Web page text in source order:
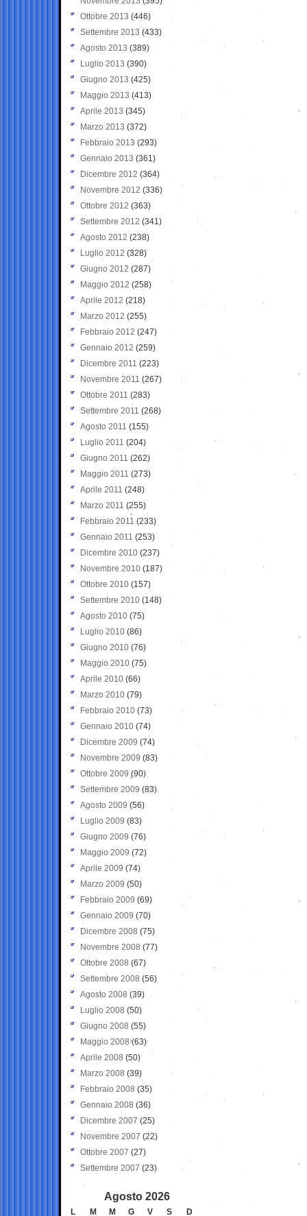
Ottobre 2013 (446)
Settembre 2013 (433)
Agosto 2013 (389)
Luglio 2013 (390)
Giugno 2013 (425)
Maggio 2013 (413)
Aprile 2013 (345)
Marzo 2013 (372)
Febbraio 2013 (293)
Gennaio 2013 (361)
Dicembre 2012 (364)
Novembre 2012 (336)
Ottobre 2012 (363)
Settembre 2012 (341)
Agosto 2012 (238)
Luglio 2012 (328)
Giugno 2012 (287)
Maggio 2012 (258)
Aprile 2012 (218)
Marzo 2012 (255)
Febbraio 2012 (247)
Gennaio 2012 (259)
Dicembre 2011 (223)
Novembre 2011 (267)
Ottobre 2011 (283)
Settembre 2011 (268)
Agosto 2011 (155)
Luglio 2011 (204)
Giugno 2011 (262)
Maggio 2011 (273)
Aprile 2011 (248)
Marzo 2011 (255)
Febbraio 2011 (233)
Gennaio 2011 (253)
Dicembre 2010 (237)
Novembre 2010 (187)
Ottobre 2010 (157)
Settembre 2010 (148)
Agosto 2010 (75)
Luglio 2010 (86)
Giugno 2010 (76)
Maggio 2010 (75)
Aprile 2010 (66)
Marzo 2010 (79)
Febbraio 2010 (73)
Gennaio 2010 (74)
Dicembre 2009 (74)
Novembre 2009 (83)
Ottobre 2009 (90)
Settembre 2009 (83)
Agosto 2009 (56)
Luglio 2009 (83)
Giugno 2009 (76)
Maggio 2009 (72)
Aprile 2009 (74)
Marzo 2009 (50)
Febbraio 2009 (69)
Gennaio 2009 (70)
Dicembre 2008 (75)
Novembre 2008 (77)
Ottobre 2008 (67)
Settembre 2008 (56)
Agosto 2008 (39)
Luglio 2008 (50)
Giugno 2008 (55)
Maggio 2008(63)
Aprile 2008 (50)
Marzo 2008 (39)
Febbraio 2008 (35)
Gennaio 2008 (36)
Dicembre 2007 (25)
Novembre 2007 (22)
Ottobre 2007 (27)
Settembre 2007 (23)
Agosto 2026
L M M G V S
D